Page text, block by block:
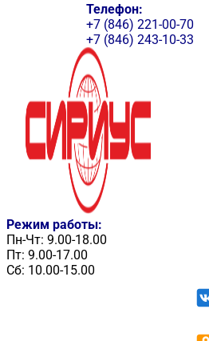
Телефон:
+7 (846) 221-00-70
+7 (846) 243-10-33
Режим работы:
Пн-Чт: 9.00-18.00
Пт: 9.00-17.00
Сб: 10.00-15.00